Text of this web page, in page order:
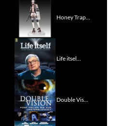
Honey Trap...
Life itsel...
Double Vis...